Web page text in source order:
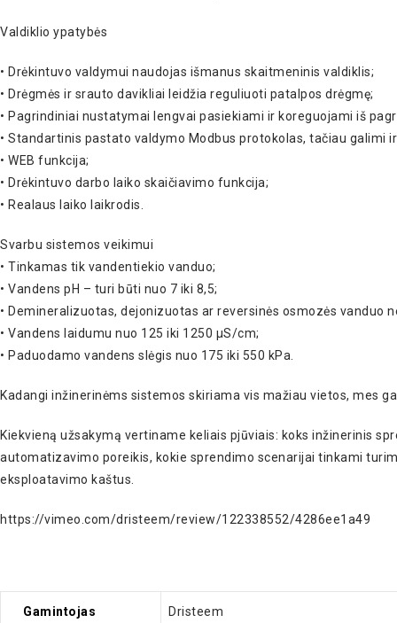
Valdiklio ypatybės
• Drėkintuvo valdymui naudojas išmanus skaitmeninis valdiklis;
• Drėgmės ir srauto davikliai leidžia reguliuoti patalpos drėgmę;
• Pagrindiniai nustatymai lengvai pasiekiami ir koreguojami iš
• Standartinis pastato valdymo Modbus protokolas, tačiau galimi
• WEB funkcija;
• Drėkintuvo darbo laiko skaičiavimo funkcija;
• Realaus laiko laikrodis.
Svarbu sistemos veikimui
• Tinkamas tik vandentiekio vanduo;
• Vandens pH – turi būti nuo 7 iki 8,5;
• Demineralizuotas, dejonizuotas ar reversinės osmozės vanduo
• Vandens laidumu nuo 125 iki 1250 μS/cm;
• Paduodamo vandens slėgis nuo 175 iki 550 kPa.
Kadangi inžinerinėms sistemos skiriama vis mažiau vietos, mes
Kiekvieną užsakymą vertiname keliais pjūviais: koks inžinerinis
automatizavimo poreikis, kokie sprendimo scenarijai tinkami
eksploatavimo kaštus.
https://vimeo.com/dristeem/review/122338552/4286ee1a49
Gamintojas Dristeem